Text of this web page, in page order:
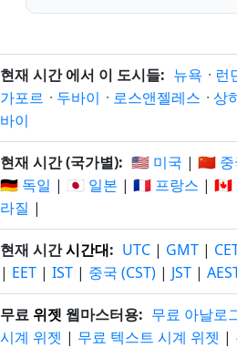
현재 시간 에서 이 도시들: 뉴욕 · 런
가포르 · 두바이 · 로스앤젤레스 · 상
바이
현재 시간 (국가별): 🇺🇸 미국 | 🇨🇳 중
🇩🇪 독일 | 🇯🇵 일본 | 🇫🇷 프랑스 | 🇨🇦
라질 |
현재 시간시간대: UTC | GMT |
| EET | IST | 중국 (CST) | JST |
무료 위젯 웹마스터용: 무료 아날로
시계 위젯 | 무료 텍스트 시계 위젯 |